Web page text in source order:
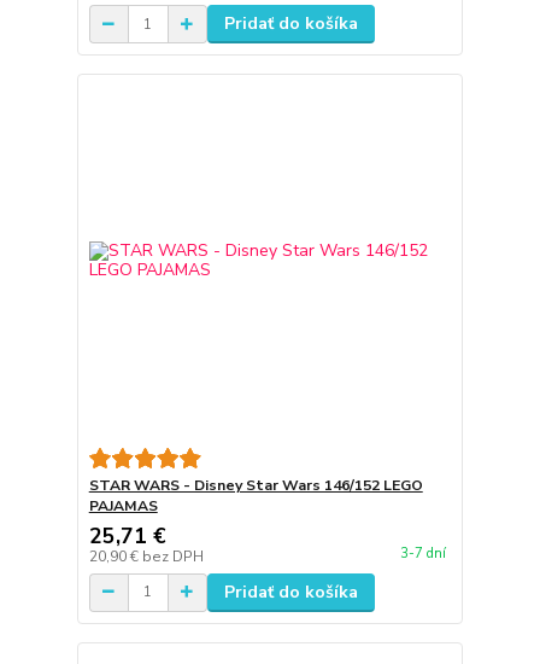
Pridať do košíka
STAR WARS - Disney Star Wars 146/152 LEGO
PAJAMAS
25,71 €
20,90 € bez DPH 3-7 dní
Pridať do košíka